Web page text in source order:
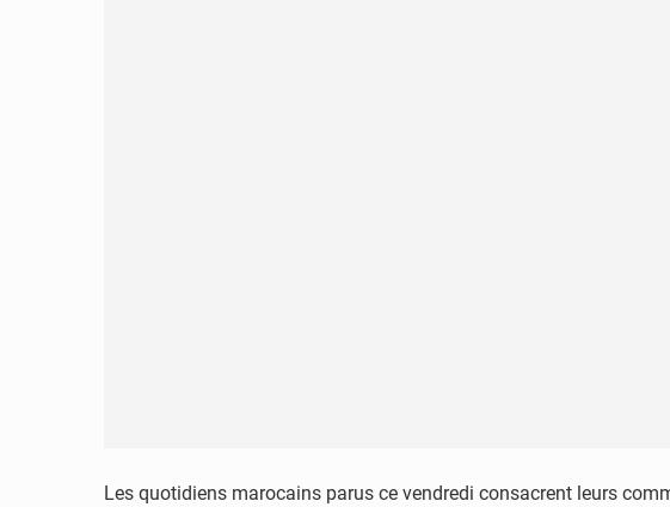
Les quotidiens marocains parus ce vendredi consacrent leurs